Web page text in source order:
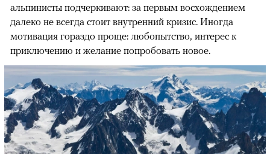
альпинисты подчеркивают: за первым восхождением
далеко не всегда стоит внутренний кризис. Иногда
мотивация гораздо проще: любопытство, интерес к
приключению и желание попробовать новое.